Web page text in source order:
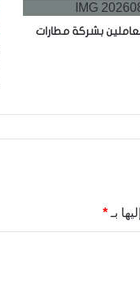
بشركة مطارات
بـ *